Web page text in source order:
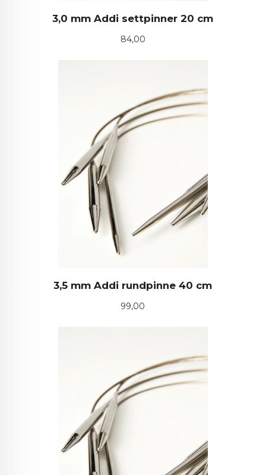
3,0 mm Addi settpinner 20 cm
Pris
84,00
3,5 mm Addi rundpinne 40 cm
Pris
99,00